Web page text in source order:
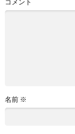
コメント
名前 ※